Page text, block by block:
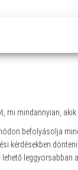
mi mindannyian,
befolyásolja
kérdésekben
leggyorsabban